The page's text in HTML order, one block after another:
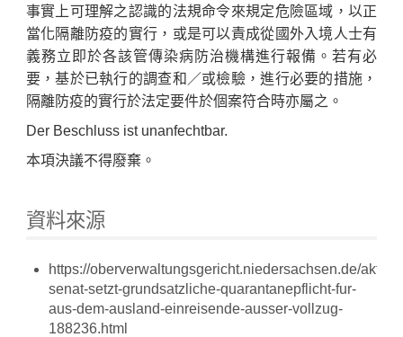
事實上可理解之認識的法規命令來規定危險區域，以正
當化隔離防疫的實行，或是可以責成從國外入境人士有
義務立即於各該管傳染病防治機構進行報備。若有必
要，基於已執行的調查和／或檢驗，進行必要的措施，
隔離防疫的實行於法定要件於個案符合時亦屬之。
Der Beschluss ist unanfechtbar.
本項決議不得廢棄。
資料來源
https://oberverwaltungsgericht.niedersachsen.de/
senat-setzt-grundsatzliche-quarantanepflicht-fur-
aus-dem-ausland-einreisende-ausser-vollzug-
188236.html